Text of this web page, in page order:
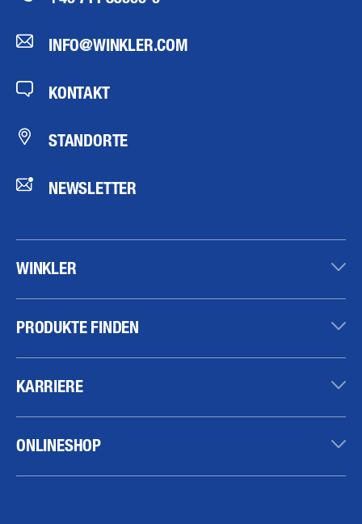
INFO@WINKLER.COM
KONTAKT
STANDORTE
NEWSLETTER
WINKLER
PRODUKTE FINDEN
KARRIERE
ONLINESHOP